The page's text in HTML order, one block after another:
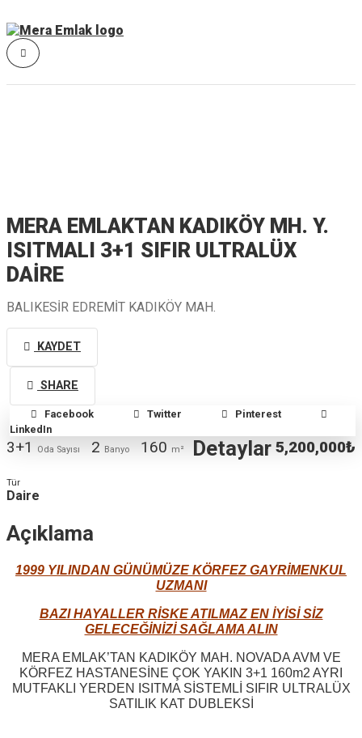
MERA EMLAKTAN KADIKÖY MH. Y.
ISITMALI 3+1 SIFIR ULTRALÜX
DAİRE
BALIKESİR EDREMİT KADIKÖY MAH.
KAYDET
SHARE
Facebook Twitter
Pinterest
LinkedIn
3+1 Oda Sayısı 2 Banyo 160 m² 5,200,000₺
Detaylar
Tür
Daire
Açıklama
1999 YILINDAN GÜNÜMÜZE KÖRFEZ GAYRİMENKUL
UZMANI
BAZI HAYALLER RİSKE ATILMAZ EN İYİSİ SİZ
GELECEĞİNİZİ SAĞLAMA ALIN
MERA EMLAK’TAN KADIKÖY MAH. NOVADA AVM VE
KÖRFEZ HASTANESİNE ÇOK YAKIN 3+1 160m2 AYRI
MUTFAKLI YERDEN ISITMA SİSTEMLİ SIFIR ULTRALÜX
SATILIK KAT DUBLEKSİ